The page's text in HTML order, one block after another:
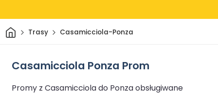
DomTrasy Casamicciola-Ponza
Casamicciola Ponza Prom
Promy z Casamicciola do Ponza obsługiwane